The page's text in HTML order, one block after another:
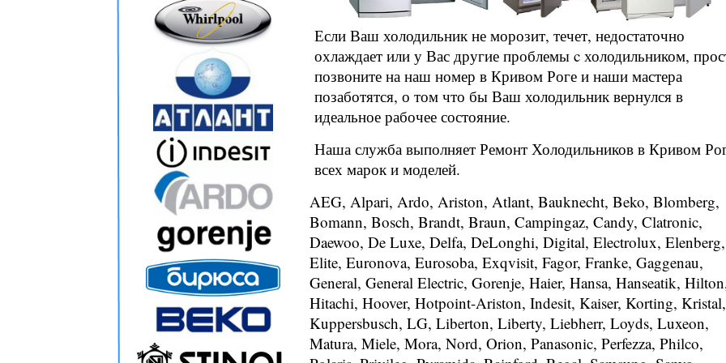
AEG, Alpari, Ardo, Ariston, Atlant, Bauknecht, Beko, Blomberg,
Bomann, Bosch, Brandt, Braun, Campingaz, Candy, Clatronic,
Daewoo, De Luxe, Delfa, DeLonghi, Digital, Electrolux, Elenberg,
Elite, Euronova, Eurosoba, Exqvisit, Fagor, Franke, Gaggenau,
General, General Electric, Gorenje, Haier, Hansa, Hanseatik,
Hitachi, Hoover, Hotpoint-Ariston, Indesit, Kaiser, Korting, Kristal,
Kuppersbusch, LG, Liberton, Liberty, Liebherr, Loyds, Luxeon,
Matura, Miele, Mora, Nord, Orion, Panasonic, Perfezza, Philco,
Если Ваш холодильник не морозит, течет, недостаточно
охлаждает или у Вас другие проблемы c холодильником,
позвоните на наш номер в Кривом Роге и наши мастера
позаботятся, о том что бы Ваш холодильник вернулся в
идеальное рабочее состояние.
Наша служба выполняет Ремонт Холодильников в Кривом
всех марок и моделей.